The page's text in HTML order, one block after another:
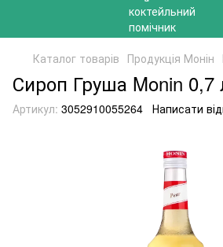
Каталог товарів Продукція Монін
Сироп Груша Monin 0,7
Артикул: 3052910055264 Написати